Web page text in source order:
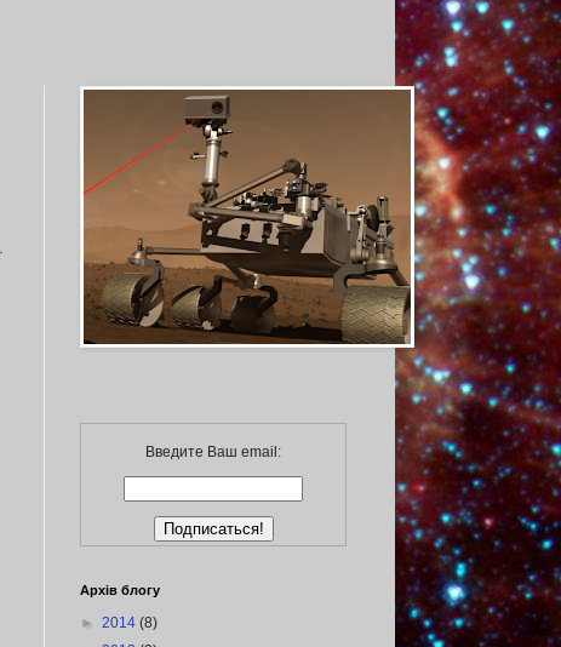
Введите Ваш email:
Архів блогу
► 2014 (8)